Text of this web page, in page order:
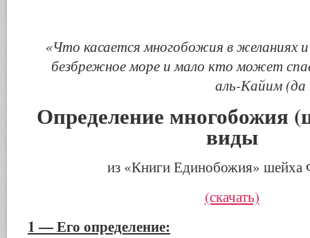
«Что касается многобожия в желаниях
безбрежное море и мало кто может
аль-Кайим (да
Определение многобожия
виды
из «Книги Единобожия» шейха
(скачать)
1 — Его определение: